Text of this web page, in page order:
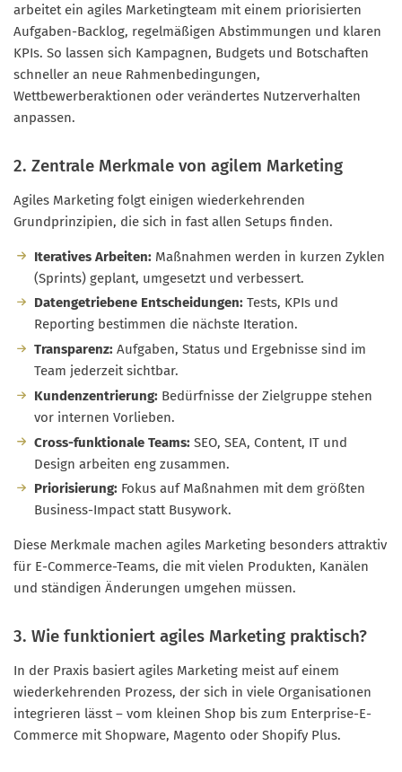
arbeitet ein agiles Marketingteam mit einem priorisierten
Aufgaben-Backlog, regelmäßigen Abstimmungen und klaren
KPIs. So lassen sich Kampagnen, Budgets und Botschaften
schneller an neue Rahmenbedingungen,
Wettbewerberaktionen oder verändertes Nutzerverhalten
anpassen.
2. Zentrale Merkmale von agilem Marketing
Agiles Marketing folgt einigen wiederkehrenden
Grundprinzipien, die sich in fast allen Setups finden.
Iteratives Arbeiten: Maßnahmen werden in kurzen Zyklen
(Sprints) geplant, umgesetzt und verbessert.
Datengetriebene Entscheidungen: Tests, KPIs und
Reporting bestimmen die nächste Iteration.
Transparenz: Aufgaben, Status und Ergebnisse sind im
Team jederzeit sichtbar.
Kundenzentrierung: Bedürfnisse der Zielgruppe stehen
vor internen Vorlieben.
Cross-funktionale Teams: SEO, SEA, Content, IT und
Design arbeiten eng zusammen.
Priorisierung: Fokus auf Maßnahmen mit dem größten
Business-Impact statt Busywork.
Diese Merkmale machen agiles Marketing besonders attraktiv
für E-Commerce-Teams, die mit vielen Produkten, Kanälen
und ständigen Änderungen umgehen müssen.
3. Wie funktioniert agiles Marketing praktisch?
In der Praxis basiert agiles Marketing meist auf einem
wiederkehrenden Prozess, der sich in viele Organisationen
integrieren lässt – vom kleinen Shop bis zum Enterprise-E-
Commerce mit Shopware, Magento oder Shopify Plus.